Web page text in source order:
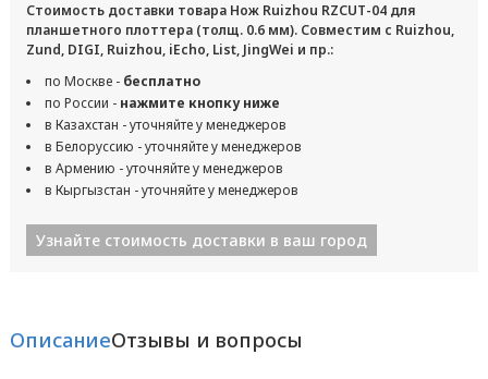
Стоимость доставки товара Нож Ruizhou RZCUT-04 для
планшетного плоттера (толщ. 0.6 мм). Совместим с Ruizhou,
Zund, DIGI, Ruizhou, iEcho, List, JingWei и пр.:
по Москве - бесплатно
по России - нажмите кнопку ниже
в Казахстан - уточняйте у менеджеров
в Белоруссию - уточняйте у менеджеров
в Армению - уточняйте у менеджеров
в Кыргызстан - уточняйте у менеджеров
Узнайте стоимость доставки в ваш город
ОписаниеОтзывы и вопросы